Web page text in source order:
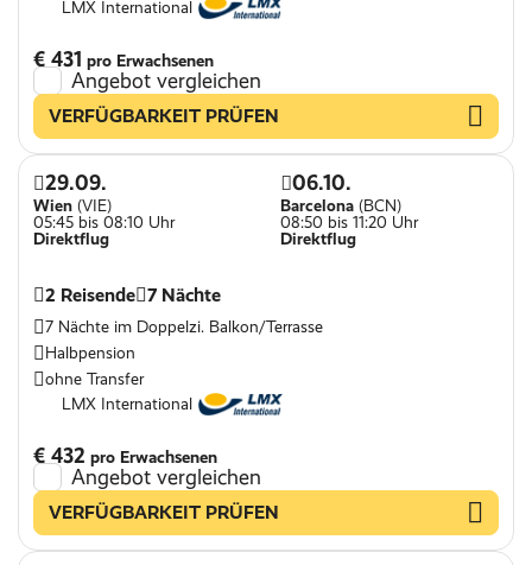
LMX International
€ 431 pro Erwachsenen
Angebot vergleichen
VERFÜGBARKEIT PRÜFEN
29.09.
Wien (VIE)
05:45 bis 08:10 Uhr
Direktflug
06.10.
Barcelona (BCN)
08:50 bis 11:20 Uhr
Direktflug
2 Reisende 7 Nächte
7 Nächte im Doppelzi. Balkon/Terrasse
Halbpension
ohne Transfer
LMX International
€ 432 pro Erwachsenen
Angebot vergleichen
VERFÜGBARKEIT PRÜFEN